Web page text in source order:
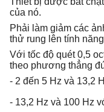
của nó.
Phải làm giảm các
thử rung lên tính
Với tốc độ quét 0,5
theo phương thẳng
- 2 đến 5 Hz và 13,2
- 13,2 Hz và 100 Hz